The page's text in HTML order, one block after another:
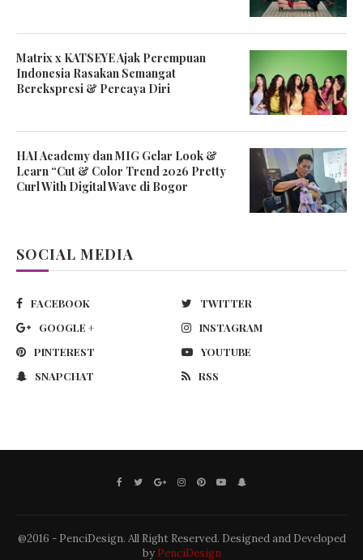
Matrix x KATSEYE Ajak Perempuan
Indonesia Rasakan Semangat
Berekspresi & Percaya Diri
HAI Academy dan MIG Gelar Look &
Learn “Cut & Color Trend 2026 Pretty
Curl With Digital Wave di Bogor
SOCIAL MEDIA
FACEBOOK
TWITTER
GOOGLE +
INSTAGRAM
PINTEREST
YOUTUBE
SNAPCHAT
RSS
@2016 - PenciDesign. All Right Reserved. Designed and Developed
by PenciDesign